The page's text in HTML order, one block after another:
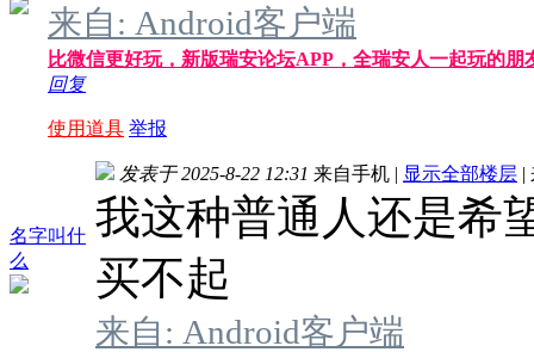
来自: Android客户端
比微信更好玩，新版瑞安论坛APP，全瑞安人一起玩的朋
回复
使用道具 举报
名字叫什
么
发表于 2025-8-22 12:31 来自手机 | 显示全部楼层 |
我这种普通人还是希
买不起
来自: Android客户端